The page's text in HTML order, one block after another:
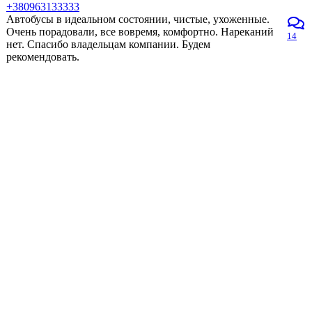
+380963133333
Автобусы в идеальном состоянии, чистые, ухоженные.
Очень порадовали, все вовремя, комфортно. Нареканий
нет. Спасибо владельцам компании. Будем
рекомендовать.
14